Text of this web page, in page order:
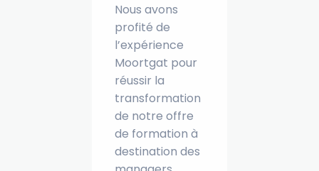
Nous avons
profité de
l’expérience
Moortgat pour
réussir la
transformation
de notre offre
de formation à
destination des